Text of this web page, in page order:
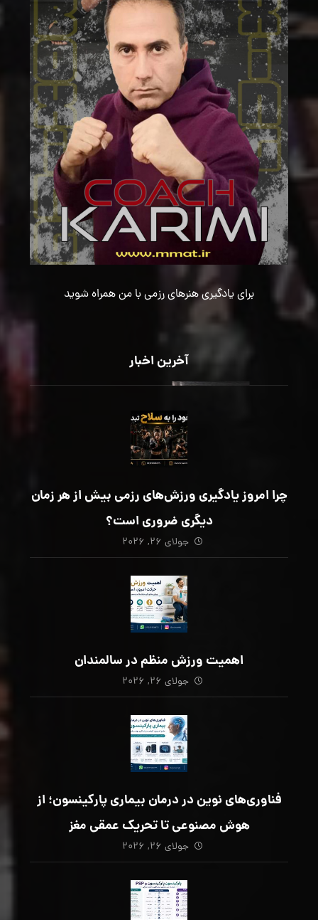
برای یادگیری هنرهای رزمی با من همراه شوید
آخرین اخبار
چرا امروز یادگیری ورزش‌های رزمی بیش از هر زمان
دیگری ضروری است؟
جولای ۲۶, ۲۰۲۶
اهمیت ورزش منظم در سالمندان
جولای ۲۶, ۲۰۲۶
فناوری‌های نوین در درمان بیماری پارکینسون؛ از
هوش مصنوعی تا تحریک عمقی مغز
جولای ۲۶, ۲۰۲۶